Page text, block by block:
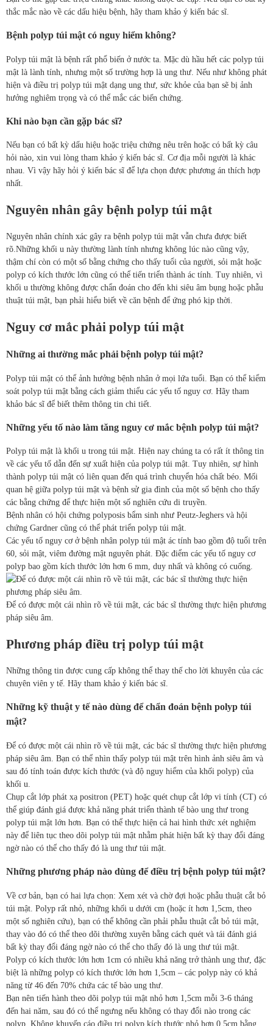
thắc mắc nào về các dấu hiệu bệnh, hãy tham khảo ý kiến bác sĩ.
Bệnh polyp túi mật có nguy hiểm không?
Polyp túi mật là bệnh rất phổ biến ở nước ta. Mặc dù hầu hết các polyp túi
mật là lành tính, nhưng một số trường hợp là ung thư. Nếu như không phát
hiện và điều trị polyp túi mật dạng ung thư, sức khỏe của bạn sẽ bị ảnh
hưởng nghiêm trọng và có thể mắc các biến chứng.
Khi nào bạn cần gặp bác sĩ?
Nếu bạn có bất kỳ dấu hiệu hoặc triệu chứng nêu trên hoặc có bất kỳ câu
hỏi nào, xin vui lòng tham khảo ý kiến bác sĩ. Cơ địa mỗi người là khác
nhau. Vì vậy hãy hỏi ý kiến bác sĩ để lựa chọn được phương án thích hợp
nhất.
Nguyên nhân gây bệnh polyp túi mật
Nguyên nhân chính xác gây ra bệnh polyp túi mật vẫn chưa được biết
rõ.Những khối u này thường lành tính nhưng không lúc nào cũng vậy,
thậm chí còn có một số bằng chứng cho thấy tuổi của người, sỏi mật hoặc
polyp có kích thước lớn cũng có thể tiến triển thành ác tính. Tuy nhiên, vì
khối u thường không được chẩn đoán cho đến khi siêu âm bụng hoặc phẫu
thuật túi mật, bạn phải hiểu biết về căn bệnh để ứng phó kịp thời.
Nguy cơ mắc phải polyp túi mật
Những ai thường mắc phải bệnh polyp túi mật?
Polyp túi mật có thể ảnh hưởng bệnh nhân ở mọi lứa tuổi. Bạn có thể kiểm
soát polyp túi mật bằng cách giảm thiểu các yếu tố nguy cơ. Hãy tham
khảo bác sĩ để biết thêm thông tin chi tiết.
Những yếu tố nào làm tăng nguy cơ mắc bệnh polyp túi mật?
Polyp túi mật là khối u trong túi mật. Hiện nay chúng ta có rất ít thông tin
về các yếu tố dẫn đến sự xuất hiện của polyp túi mật. Tuy nhiên, sự hình
thành polyp túi mật có liên quan đến quá trình chuyển hóa chất béo. Mối
quan hệ giữa polyp túi mật và bệnh sử gia đình của một số bệnh cho thấy
các bằng chứng để thực hiện một số nghiên cứu di truyền.
Bệnh nhân có hội chứng polyposis bẩm sinh như Peutz-Jeghers và hội
chứng Gardner cũng có thể phát triển polyp túi mật.
Các yếu tố nguy cơ ở bệnh nhân polyp túi mật ác tính bao gồm độ tuổi trên
60, sỏi mật, viêm đường mật nguyên phát. Đặc điểm các yếu tố nguy cơ
polyp bao gồm kích thước lớn hơn 6 mm, duy nhất và không có cuống.
Để có được một cái nhìn rõ về túi mật, các bác sĩ thường thực hiện phương
pháp siêu âm.
Phương pháp điều trị polyp túi mật
Những thông tin được cung cấp không thể thay thế cho lời khuyên của các
chuyên viên y tế. Hãy tham khảo ý kiến bác sĩ.
Những kỹ thuật y tế nào dùng để chẩn đoán bệnh polyp túi
mật?
Để có được một cái nhìn rõ về túi mật, các bác sĩ thường thực hiện phương
pháp siêu âm. Bạn có thể nhìn thấy polyp túi mật trên hình ảnh siêu âm và
sau đó tính toán được kích thước (và độ nguy hiểm của khối polyp) của
khối u.
Chụp cắt lớp phát xạ positron (PET) hoặc quét chụp cắt lớp vi tính (CT) có
thể giúp đánh giá được khả năng phát triển thành tế bào ung thư trong
polyp túi mật lớn hơn. Bạn có thể thực hiện cả hai hình thức xét nghiệm
này để liên tục theo dõi polyp túi mật nhằm phát hiện bất kỳ thay đổi đáng
ngờ nào có thể cho thấy đó là ung thư túi mật.
Những phương pháp nào dùng để điều trị bệnh polyp túi mật?
Về cơ bản, bạn có hai lựa chọn: Xem xét và chờ đợi hoặc phẫu thuật cắt bỏ
túi mật. Polyp rất nhỏ, những khối u dưới cm (hoặc ít hơn 1,5cm, theo
một số nghiên cứu), bạn có thể không cần phải phẫu thuật cắt bỏ túi mật,
thay vào đó có thể theo dõi thường xuyên bằng cách quét và tái đánh giá
bất kỳ thay đổi đáng ngờ nào có thể cho thấy đó là ung thư túi mật.
Polyp có kích thước lớn hơn 1cm có nhiều khả năng trở thành ung thư, đặc
biệt là những polyp có kích thước lớn hơn 1,5cm – các polyp này có khả
năng từ 46 đến 70% chứa các tế bào ung thư.
Bạn nên tiến hành theo dõi polyp túi mật nhỏ hơn 1,5cm mỗi 3-6 tháng
đến hai năm, sau đó có thể ngưng nếu không có thay đổi nào trong các
polyp. Không khuyến cáo điều trị polyp kích thước nhỏ hơn 0,5cm bằng